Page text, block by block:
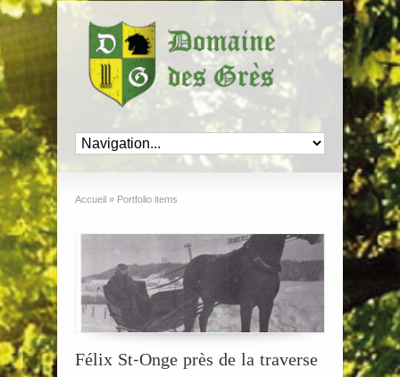
Accueil » Portfolio items
Félix St-Onge près de la traverse